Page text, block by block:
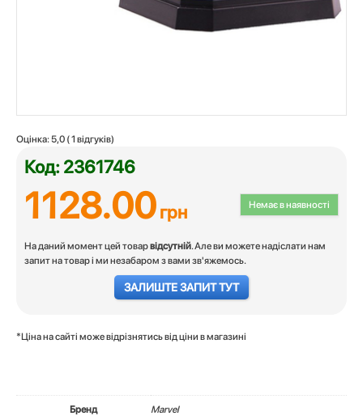
Оцінка: 5,0 (1 відгуків)
Код: 2361746
Немає в наявності
1128.00грн
На даний момент цей товарвідсутній. Але ви можете надіслати нам
запит на товар і ми незабаром з вами зв'яжемось.
ЗАЛИШТЕ ЗАПИТ ТУТ
*Ціна на сайті може відрізнятись від ціни в магазині
Бренд Marvel